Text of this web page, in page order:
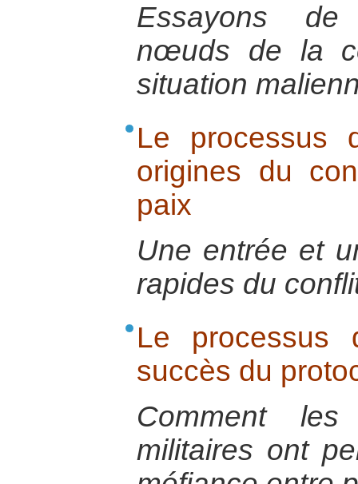
Essayons de
nœuds de la
situation
Le processus
origines du
paix
Une entrée et
rapides du
Le
succès du
Comment les
militaires ont